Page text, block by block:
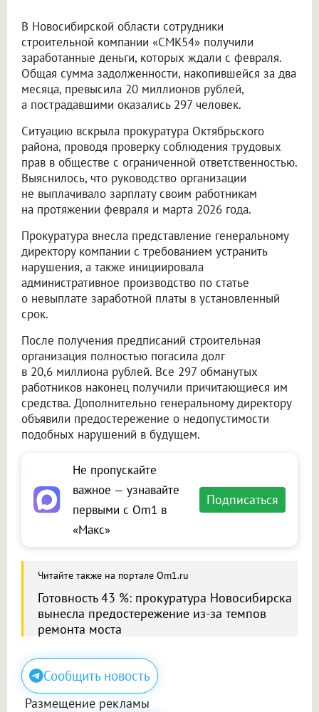
В Новосибирской области сотрудники
строительной компании «СМК54» получили
заработанные деньги, которых ждали с февраля.
Общая сумма задолженности, накопившейся за два
месяца, превысила 20 миллионов рублей,
а пострадавшими оказались 297 человек.
Ситуацию вскрыла прокуратура Октябрьского
района, проводя проверку соблюдения трудовых
прав в обществе с ограниченной ответственностью.
Выяснилось, что руководство организации
не выплачивало зарплату своим работникам
на протяжении февраля и марта 2026 года.
Прокуратура внесла представление генеральному
директору компании с требованием устранить
нарушения, а также инициировала
административное производство по статье
о невыплате заработной платы в установленный
срок.
После получения предписаний строительная
организация полностью погасила долг
в 20,6 миллиона рублей. Все 297 обманутых
работников наконец получили причитающиеся им
средства. Дополнительно генеральному директору
объявили предостережение о недопустимости
подобных нарушений в будущем.
Не пропускайте
важное — узнавайте
первыми с Om1 в
«Макс»
Подписаться
Читайте также на портале Om1.ru
Готовность 43 %: прокуратура Новосибирска
вынесла предостережение из-за темпов
ремонта моста
Сообщить новость
Размещение рекламы